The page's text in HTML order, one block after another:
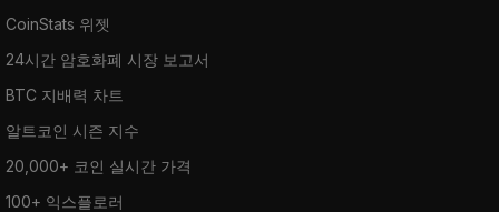
CoinStats 위젯
24시간 암호화폐 시장 보고서
BTC 지배력 차트
알트코인 시즌 지수
20,000+ 코인 실시간 가격
100+ 익스플로러